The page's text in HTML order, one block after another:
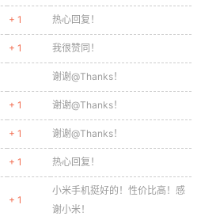
+ 1 热心回复！
+ 1 我很赞同！
谢谢@Thanks！
+ 1 谢谢@Thanks！
+ 1 谢谢@Thanks！
+ 1 热心回复！
+ 1
小米手机挺好的！性价比高！感
谢小米！